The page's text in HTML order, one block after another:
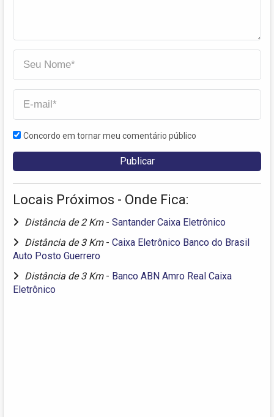
Concordo em tornar meu comentário público
Locais Próximos - Onde Fica:
Distância de 2 Km - Santander Caixa Eletrônico
Distância de 3 Km - Caixa Eletrônico Banco do Brasil
Auto Posto Guerrero
Distância de 3 Km - Banco ABN Amro Real Caixa
Eletrônico